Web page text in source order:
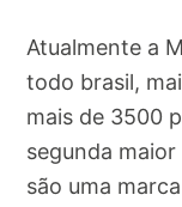
Atualmente a
todo brasil,
mais de 3500
segunda
são uma